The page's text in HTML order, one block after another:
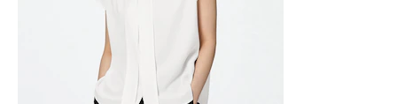
AI活用のいまが分かる
企業ITのトレンドを詳説